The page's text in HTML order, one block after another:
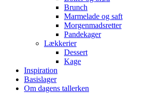
Brunch
Marmelade og saft
Morgenmadsretter
Pandekager
Lækkerier
Dessert
Kage
Inspiration
Basislager
Om dagens tallerken